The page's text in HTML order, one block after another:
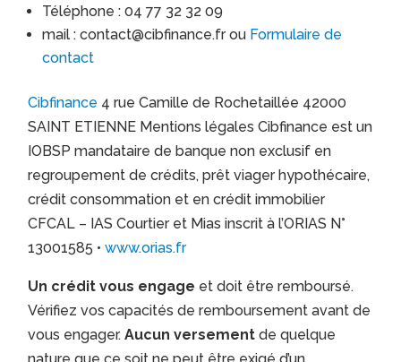
Téléphone : 04 77 32 32 09
mail : contact@cibfinance.fr ou Formulaire de
contact
Cibfinance 4 rue Camille de Rochetaillée 42000
SAINT ETIENNE Mentions légales Cibfinance est un
IOBSP mandataire de banque non exclusif en
regroupement de crédits, prêt viager hypothécaire,
crédit consommation et en crédit immobilier
CFCAL – IAS Courtier et Mias inscrit à l’ORIAS N°
13001585 •www.orias.fr
Un crédit vous engage et doit être remboursé.
Vérifiez vos capacités de remboursement avant de
vous engager.Aucun versement de quelque